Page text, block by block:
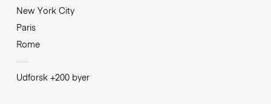
New York City
Paris
Rome
Udforsk +200 byer